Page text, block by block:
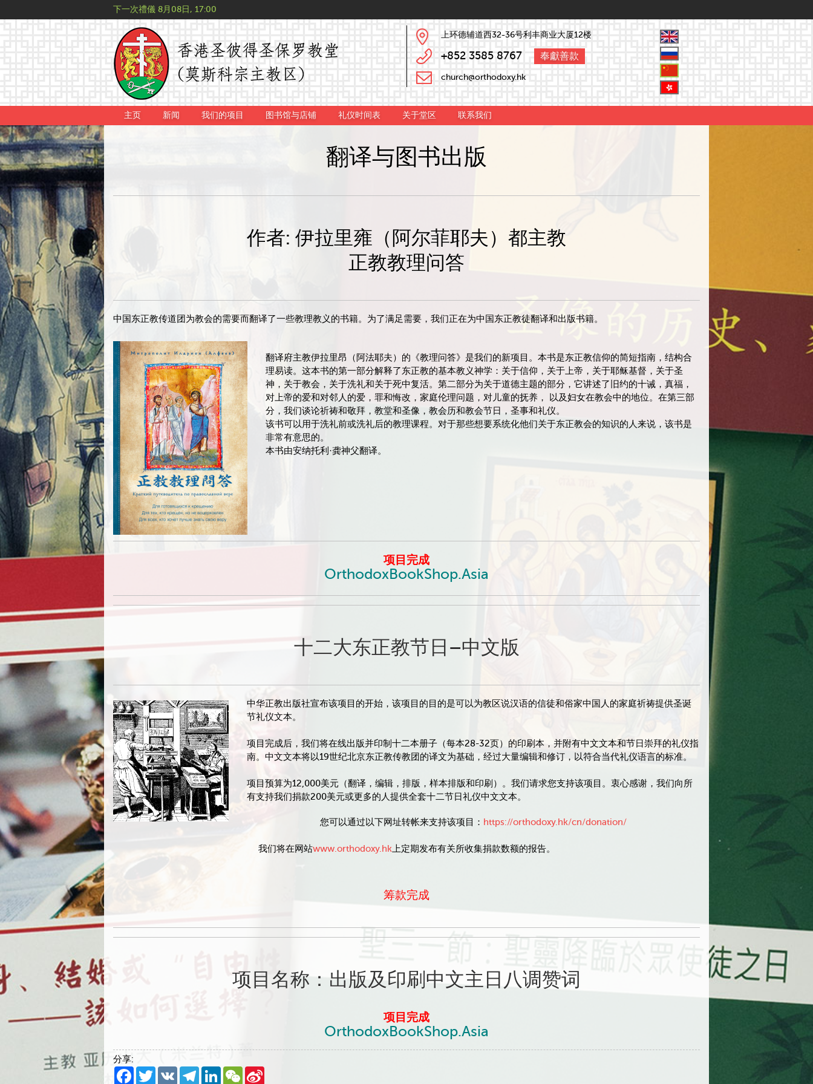
下一次禮儀 8月08日, 17:00
上环德辅道西32-36号利丰商业大厦12楼
+852 3585 8767 奉獻善款
church@orthodoxy.hk
主页 新闻 我们的项目 图书馆与店铺 礼仪时间表 关于堂区 联系我们
翻译与图书出版
作者: 伊拉里雍（阿尔菲耶夫）都主教
正教教理问答
中国东正教传道团为教会的需要而翻译了一些教理教义的书籍。为了满足需要，我们正在为中国东正教徒翻译和出版书籍。
翻译府主教伊拉里昂（阿法耶夫）的《教理问答》是我们的新项目。本书是东正教信仰的简短指南，结构合
理易读。这本书的第一部分解释了东正教的基本教义神学：关于信仰，关于上帝，关于耶稣基督，关于圣
神，关于教会，关于洗礼和关于死中复活。第二部分为关于道德主题的部分，它讲述了旧约的十诫，真福，
对上帝的爱和对邻人的爱，罪和悔改，家庭伦理问题，对儿童的抚养， 以及妇女在教会中的地位。在第三部
分，我们谈论祈祷和敬拜，教堂和圣像，教会历和教会节日，圣事和礼仪。
该书可以用于洗礼前或洗礼后的教理课程。对于那些想要系统化他们关于东正教会的知识的人来说，该书是
非常有意思的。
本书由安纳托利·龚神父翻译。
项目完成
OrthodoxBookShop.Asia
十二大东正教节日–中文版
中华正教出版社宣布该项目的开始，该项目的目的是可以为教区说汉语的信徒和俗家中国人的家庭祈祷提供圣诞
节礼仪文本。
项目完成后，我们将在线出版并印制十二本册子（每本28-32页）的印刷本，并附有中文文本和节日崇拜的礼仪指
南。中文文本将以19世纪北京东正教传教团的译文为基础，经过大量编辑和修­订，以符合当代礼仪语言的标准。
项目预算为12,000美元（翻译，编辑，排版，样本排版和印刷）。我们请求您支持该项目。衷心感谢，我们向所
有支持我们捐款200美元或更多的­人提供全套十二节日礼仪中文文本。
您可以通过以下网址转帐来支持该项目： https://orthodoxy.hk/cn/donation/
我们将在网站www.orthodoxy.hk上定期发布有关所收集捐款数额的报告。
筹款完成
项目名称：出版及印刷中文主日八调赞词
项目完成
OrthodoxBookShop.Asia
分享:
Facebook
TwitterVK TelegramLinkedInWeChat